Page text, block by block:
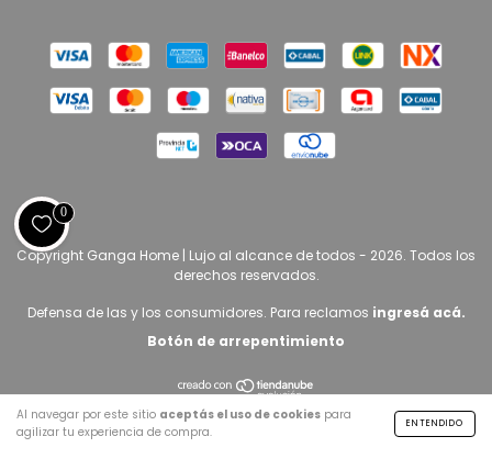
Al navegar por este sitio aceptás el uso de cookies para
agilizar tu experiencia de compra.
ENTENDIDO
Copyright Ganga Home | Lujo al alcance de todos - 2026. Todos los
derechos reservados.
Defensa de las y los consumidores. Para reclamos ingresá acá.
Botón de arrepentimiento
0